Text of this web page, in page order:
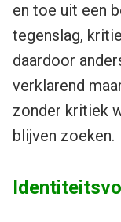
en toe uit een
tegenslag,
daardoor
verklarend
zonder kritiek
blijven zoeken.